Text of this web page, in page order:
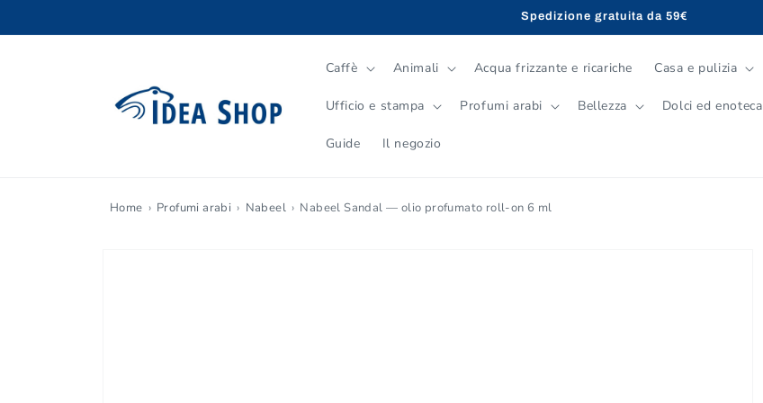
ai contenuti
Spedizione gratuita da 59€
Caffè Animali Acqua frizzante e ricariche Casa e pulizia
Ufficio e stampa Profumi arabi Bellezza Dolci ed enoteca
Guide Il negozio
Home Profumi arabi Nabeel Nabeel Sandal — olio profumato roll-on 6 ml